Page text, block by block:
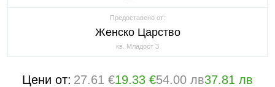
Предоставено от:
Женско Царство
кв. Младост 3
Цени от: 27.61 €19.33 €54.00 лв37.81 лв